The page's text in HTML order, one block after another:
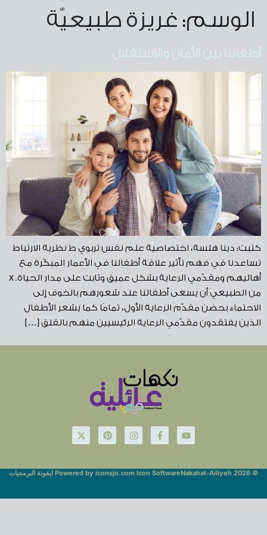
الوسم: غريزة طبيعيّة
كتبت: دينا هلسة، اختصاصية علم نفس تربوي ط نظرية الارتباط
تساعدنا في فهم تأثير علاقة أطفالنا في الأعمار المبكّرة مع
أهاليهم ومقدّمي الرعاية بشكل عميق وثابت على مدار الحياة. x
من الطبيعي أن يسعى أطفالنا عند شعورهم بالخوف إلى
الاحتماء بحضن مقدّم الرعاية الأول، تمامًا كما يشعر الأطفال
الذين يفتقدون مقدّمي الرعاية الرئيسيين منهم بالقلق […]
© Nakahat-Ailiyeh 2026 Powered by iconsjo.com Icon Software ايقونة البرمجيات